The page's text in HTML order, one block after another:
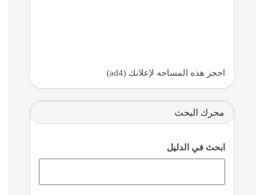
احجز هذه المساحه لإعلانك (ad4)
محرك البحث
ابحث في الدليل